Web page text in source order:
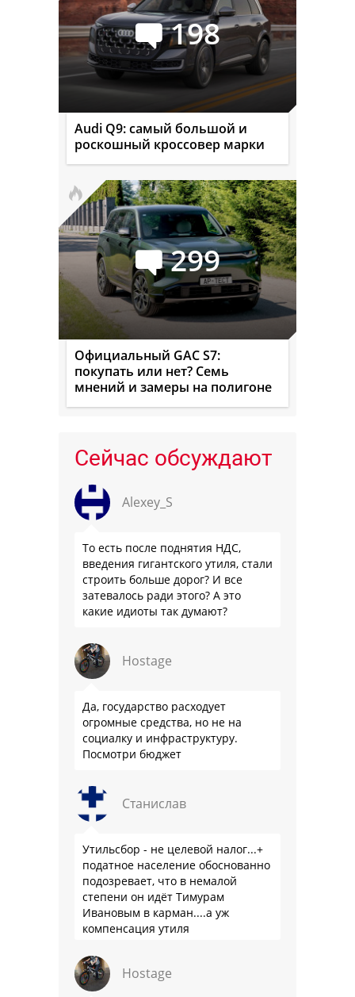
198
Audi Q9: самый большой и
роскошный кроссовер марки
299
Официальный GAC S7:
покупать или нет? Семь
мнений и замеры на полигоне
Сейчас обсуждают
Alexey_S
То есть после поднятия НДС,
введения гигантского утиля, стали
строить больше дорог? И все
затевалось ради этого? А это
какие идиоты так думают?
Hostage
Да, государство расходует
огромные средства, но не на
социалку и инфраструктуру.
Посмотри бюджет
Станислав
Утильсбор - не целевой налог...+
податное население обоснованно
подозревает, что в немалой
степени он идёт Тимурам
Ивановым в карман....а уж
компенсация утиля
что прям эталон коррупции
Hostage